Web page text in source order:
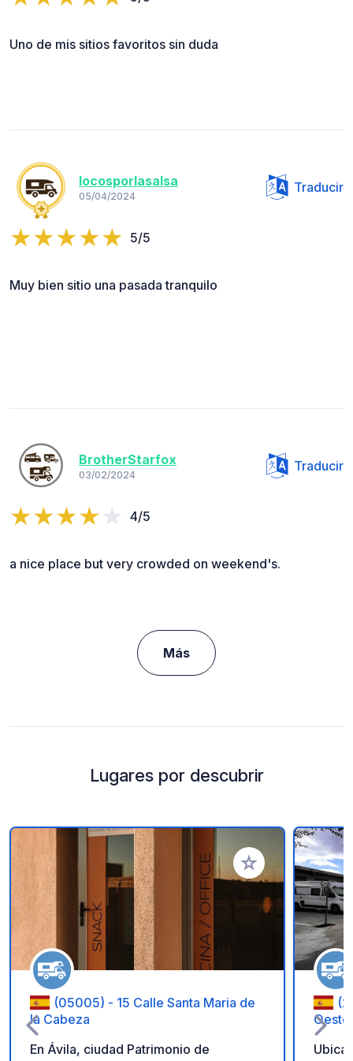
Uno de mis sitios favoritos sin duda
locosporlasalsa
05/04/2024
Traducir
5/5
Muy bien sitio una pasada tranquilo
BrotherStarfox
03/02/2024
Traducir
4/5
a nice place but very crowded on weekend's.
Más
Lugares por descubrir
Añadir a tus
(05005) - 15 Calle Santa Maria de
la Cabeza
En Ávila, ciudad Patrimonio de
Oeste